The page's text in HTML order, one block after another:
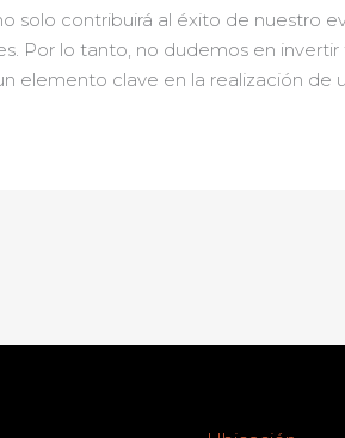
solo contribuirá al éxito de nuestro
Por lo tanto, no dudemos en
elemento clave en la realización de